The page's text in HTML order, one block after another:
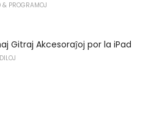
& PROGRAMOJ
Gitraj Akcesoraĵoj por la iPad